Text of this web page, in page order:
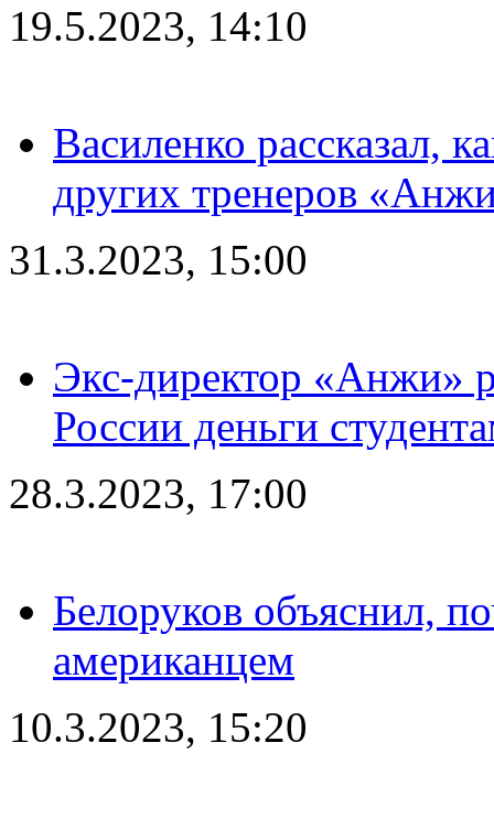
19.5.2023, 14:10
Василенко рассказал,
других тренеров
31.3.2023, 15:00
Экс-директор «Анжи»
России деньги
28.3.2023, 17:00
Белоруков объяснил,
американцем
10.3.2023, 15:20